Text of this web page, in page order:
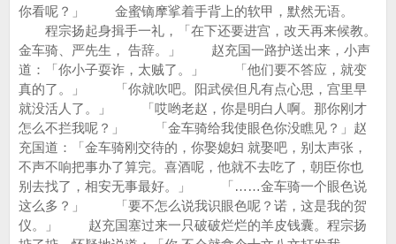
你看呢？」 金蜜镝摩挲着手背上的软甲，默然无语。
程宗扬起身揖手一礼，「在下还要进宫，改天再来候教。
金车骑、严先生， 告辞。」 赵充国一路护送出来，小声
道：「你小子耍诈，太贼了。」 「他们要不答应，就变
真的了。」 「你就吹吧。阳武侯但凡有点心思，宫里早
就没活人了。」 「哎哟老赵，你是明白人啊。那你刚才
怎么不拦我呢？」 「金车骑给我使眼色你没瞧见？」赵
充国道：「金车骑刚交待的，你娶媳妇 就娶吧，别太声张，
不声不响把事办了算完。喜酒呢，他就不去吃了，朝臣你也
别去找了，相安无事最好。」 「……金车骑一个眼色说
这么多？」 「要不怎么说我识眼色呢？诺，这是我的贺
仪。」 赵充国塞过来一只破破烂烂的羊皮钱囊。程宗扬